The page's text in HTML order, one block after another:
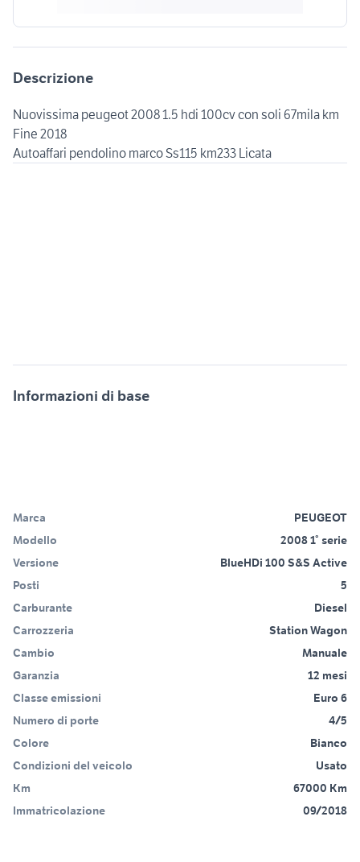
Descrizione
Nuovissima peugeot 2008 1.5 hdi 100cv con soli 67mila km
Fine 2018
Informazioni di base
Marca
PEUGEOT
Modello
2008 1° serie
Versione
BlueHDi 100 S&S Active
Posti
5
Carburante
Diesel
Carrozzeria
Station Wagon
Cambio
Manuale
Garanzia
12 mesi
Classe emissioni
Euro 6
Numero di porte
4/5
Colore
Bianco
Condizioni del veicolo
Usato
Km
67000 Km
Immatricolazione
09/2018